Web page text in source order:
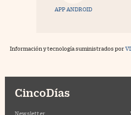
APP ANDROID
Información y tecnología suministrados por
CincoDías
Newsletter